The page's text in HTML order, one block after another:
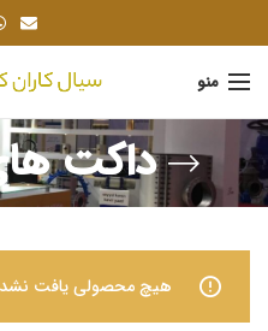
منو
داکت
هیچ محصولی یافت